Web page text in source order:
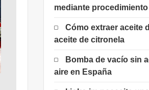
mediante
Cómo extraer aceite
aceite de citronela
Bomba de vacío sin
aire en España